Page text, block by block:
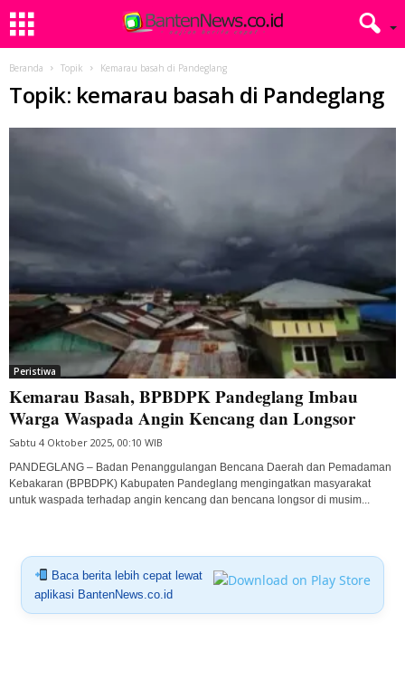
Beranda Topik Kemarau basah di Pandeglang
Topik: kemarau basah di Pandeglang
Peristiwa
Kemarau Basah, BPBDPK Pandeglang Imbau
Warga Waspada Angin Kencang dan Longsor
Sabtu 4 Oktober 2025, 00:10 WIB
PANDEGLANG – Badan Penanggulangan Bencana Daerah dan Pemadaman
Kebakaran (BPBDPK) Kabupaten Pandeglang mengingatkan masyarakat
untuk waspada terhadap angin kencang dan bencana longsor di musim...
Baca berita lebih cepat lewat
aplikasi BantenNews.co.id